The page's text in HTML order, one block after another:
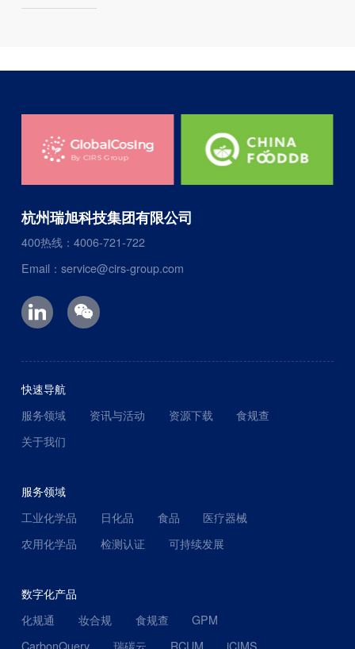
杭州瑞旭科技集团有限公司
400热线：4006-721-722
Email：service@cirs-group.com
快速导航
服务领域
资讯与活动 资源下载
食规查
关于我们
服务领域
工业化学品
日化品 食品
医疗器械
农用化学品
检测认证 可持续发展
数字化产品
化规通
妆合规 食规查
GPM
CarbonQuery
瑞碳云 RCUM iCIMS